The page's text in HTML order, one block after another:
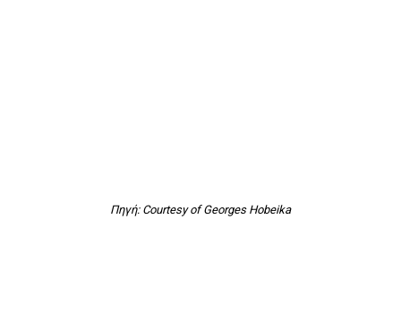
Πηγή: Courtesy of Georges Hobeika